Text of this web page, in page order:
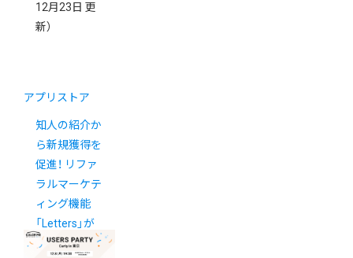
12月23日 更
新）
アプリストア
知人の紹介か
ら新規獲得を
促進！ リファ
ラルマーケテ
ィング機能
「Letters」が
アプリストア